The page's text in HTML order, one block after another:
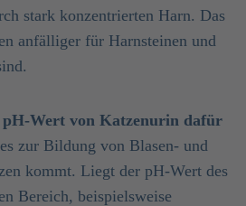
stark konzentrierten Harn. Das
anfälliger für Harnsteinen und
pH-Wert von Katzenurin dafür
zur Bildung von Blasen- und
kommt. Liegt der pH-Wert des
Bereich, beispielsweise